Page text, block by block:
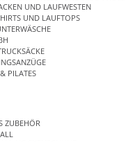
UND LAUFWESTEN
UND LAUFTOPS
PILATES
ZUBEHÖR